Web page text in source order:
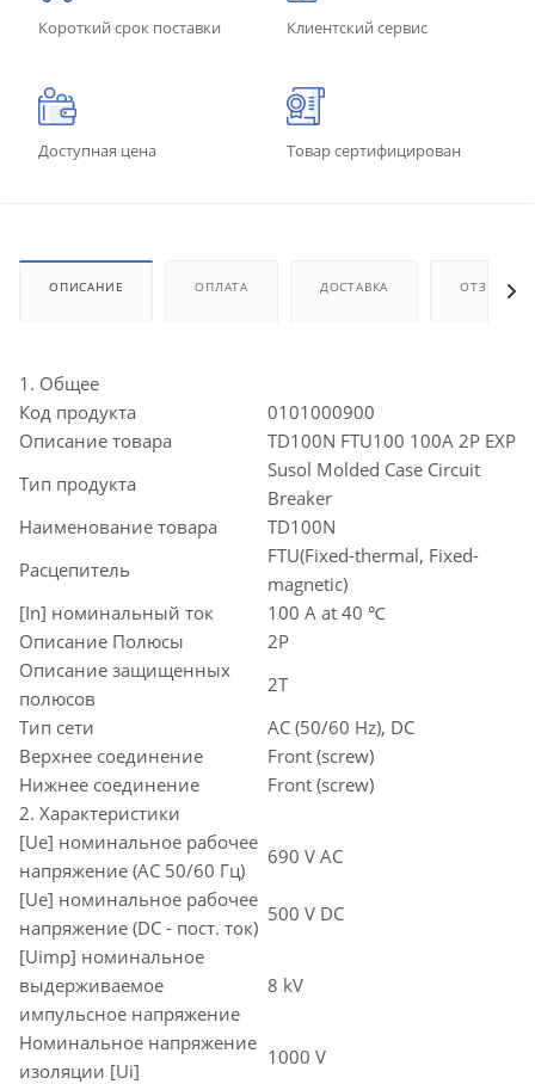
Короткий срок поставки Клиентский сервис
Доступная цена Товар сертифицирован
ОПИСАНИЕ ОПЛАТА ДОСТАВКА ОТЗЫВЫ
1. Общее
Код продукта
0101000900
Описание товара
TD100N FTU100 100A 2P EXP
Тип продукта
Susol Molded Case Circuit
Breaker
Наименование товара
TD100N
Расцепитель
FTU(Fixed-thermal, Fixed-
magnetic)
[In] номинальный ток
100 A at 40 ℃
Описание Полюсы
2P
Описание защищенных
полюсов
2T
Тип сети
AC (50/60 Hz), DC
Верхнее соединение
Front (screw)
Нижнее соединение
Front (screw)
2. Характеристики
[Ue] номинальное рабочее
напряжение (AC 50/60 Гц)
690 V AC
[Ue] номинальное рабочее
напряжение (DC - пост. ток)
500 V DC
[Uimp] номинальное
выдерживаемое
импульсное напряжение
8 kV
Номинальное напряжение
изоляции [Ui]
1000 V